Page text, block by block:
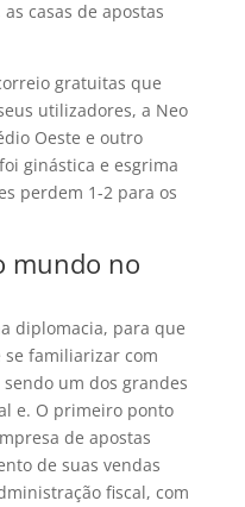
casas de apostas
gratuitas que
utilizadores, a Neo
Oeste e outro
ginástica e esgrima
perdem 1-2 para os
mundo no
diplomacia, para que
se familiarizar com
um dos grandes
e. O primeiro ponto
de apostas
de suas vendas
fiscal, com